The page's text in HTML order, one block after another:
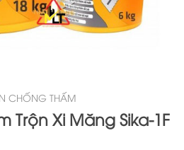
CHỐNG THẤM
Trộn Xi Măng Sika-1F